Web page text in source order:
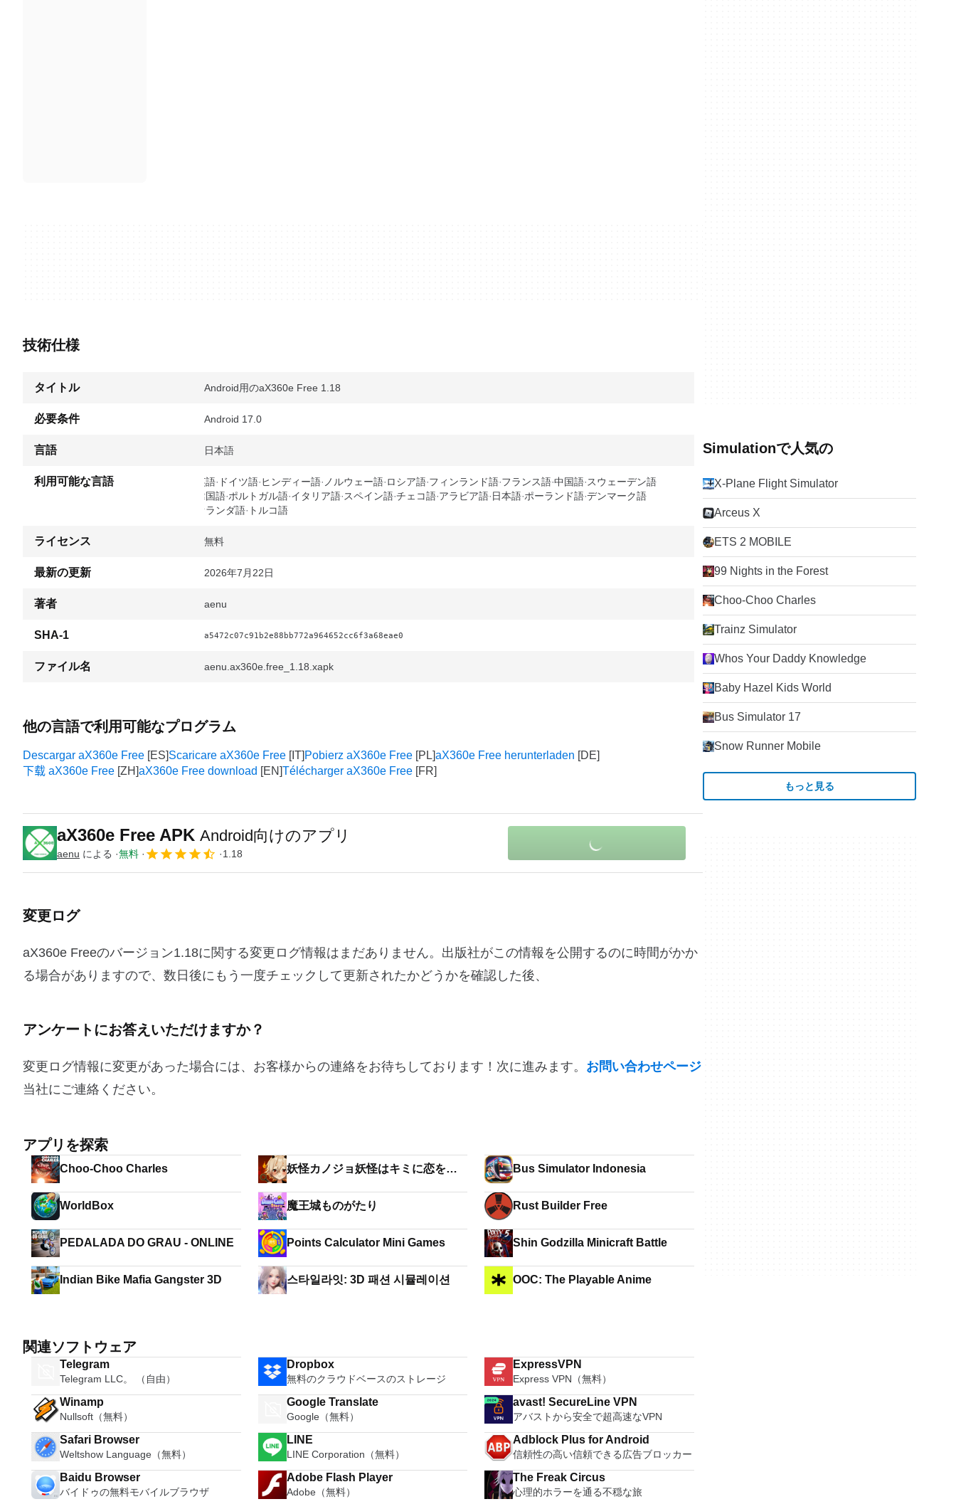
技術仕様
タイトル Android用のaX360e Free 1.18
必要条件 Android 17.0
言語 日本語
利用可能な言語 英語 ドイツ語 ヒンディー語 ノルウェー語 ロシア語 フィンランド語 フランス語 中国語 スウェーデン語
韓国語 ポルトガル語 イタリア語 スペイン語 チェコ語 アラビア語 日本語 ポーランド語 デンマーク語
オランダ語 トルコ語
ライセンス 無料
最新の更新 2026年7月22日
著者 aenu
SHA-1 a5472c07c91b2e88bb772a964652cc6f3a68eae0
ファイル名 aenu.ax360e.free_1.18.xapk
他の言語で利用可能なプログラム
Descargar aX360e Free Scaricare aX360e Free Pobierz aX360e Free
aX360e Free herunterladen
下载 aX360e Free
aX360e Free download Télécharger aX360e Free
aX360e Free APK Android向けのアプリ
aenu による 無料 1.18
変更ログ
aX360e Freeのバージョン1.18に関する変更ログ情報はまだありません。出版社がこの情報を公開するのに時間がかか
る場合がありますので、数日後にもう一度チェックして更新されたかどうかを確認した後、
アンケートにお答えいただけますか？
変更ログ情報に変更があった場合には、お客様からの連絡をお待ちしております！次に進みます。 お問い合わせページ
当社にご連絡ください。
アプリを探索
Choo-Choo Charles
妖怪カノジョ妖怪はキミに恋をす
る
Bus Simulator Indonesia
WorldBox 魔王城ものがたり Rust Builder Free
PEDALADA DO GRAU - ONLINE Points Calculator Mini Games Shin Godzilla Minicraft Battle
Indian Bike Mafia Gangster 3D 스타일라잇: 3D 패션 시뮬레이션 OOC: The Playable Anime
関連ソフトウェア
Telegram
Telegram LLC。 （自由）
Dropbox
無料のクラウドベースのストレージ
ExpressVPN
Express VPN（無料）
Winamp
Nullsoft（無料）
Google Translate
Google（無料）
avast! SecureLine VPN
アバストから安全で超高速なVPN
Safari Browser
Weltshow Language（無料）
LINE
LINE Corporation（無料）
Adblock Plus for Android
信頼性の高い信頼できる広告ブロッカー
Baidu Browser
バイドゥの無料モバイルブラウザ
Adobe Flash Player
Adobe（無料）
The Freak Circus
心理的ホラーを通る不穏な旅
Simulationで人気の
X-Plane Flight Simulator
Arceus X
ETS 2 MOBILE
99 Nights in the Forest
Choo-Choo Charles
Trainz Simulator
Whos Your Daddy Knowledge
Baby Hazel Kids World
Bus Simulator 17
Snow Runner Mobile
もっと見る